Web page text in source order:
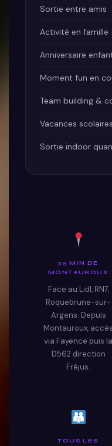
Sortie entre amis
Activité en famille
Anniversaire
Moment fun en
Team building &
Vacances
Sortie indoor
35 MIN DE
MONTAUROUX
Face au Lidl, RN7,
Roquebrune-sur-
Argens. Depuis
Montauroux, accès
via Fayence puis la
D562 direction
Fréjus.
TOUS LES